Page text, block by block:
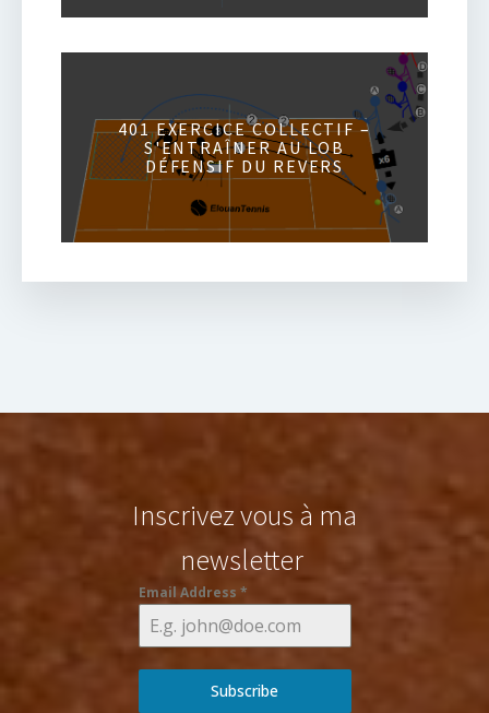
401 EXERCICE COLLECTIF –
S'ENTRAÎNER AU LOB
DÉFENSIF DU REVERS
Inscrivez vous à ma
newsletter
Email Address *
Subscribe